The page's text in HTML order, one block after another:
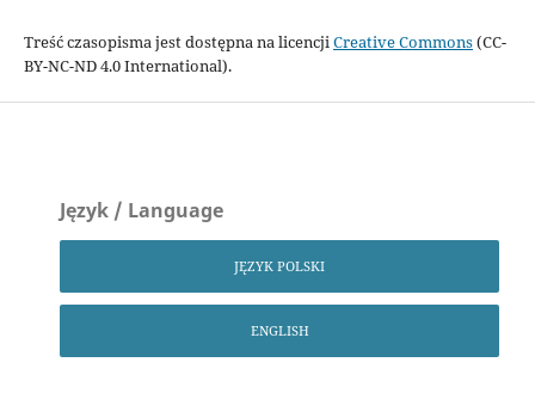
Treść czasopisma jest dostępna na licencjiCreative Commons(CC-
BY-NC-ND 4.0 International).
Język / Language
JĘZYK POLSKI
ENGLISH